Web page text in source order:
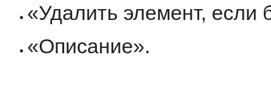
«Удалить элемент,
«Описание».